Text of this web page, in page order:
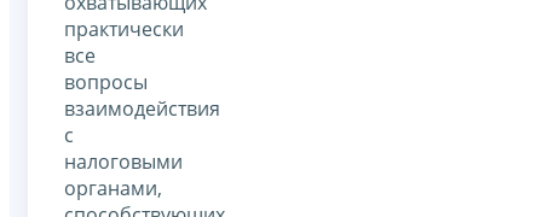
практически
все
вопросы
взаимодействия
с
налоговыми
органами,